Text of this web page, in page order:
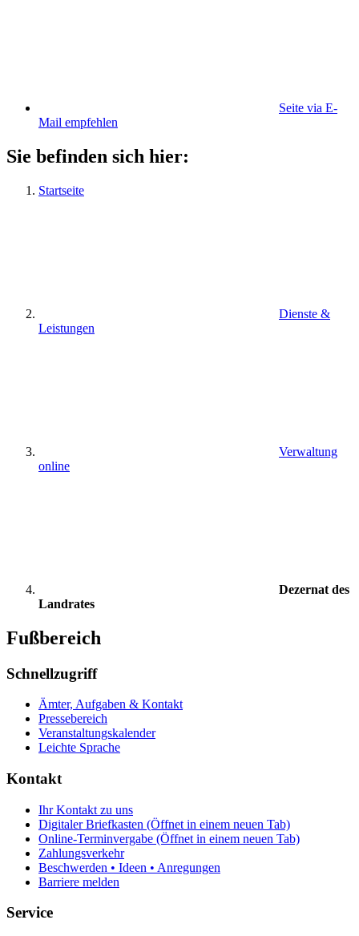
Seite via E-
Mail empfehlen
Sie befinden sich hier:
Startseite
Dienste &
Leistungen
Verwaltung
online
Dezernat des
Landrates
Fußbereich
Schnellzugriff
Ämter, Aufgaben & Kontakt
Pressebereich
Veranstaltungskalender
Leichte Sprache
Kontakt
Ihr Kontakt zu uns
Digitaler Briefkasten (Öffnet in einem neuen Tab)
Online-Terminvergabe (Öffnet in einem neuen Tab)
Zahlungsverkehr
Beschwerden • Ideen • Anregungen
Barriere melden
Service